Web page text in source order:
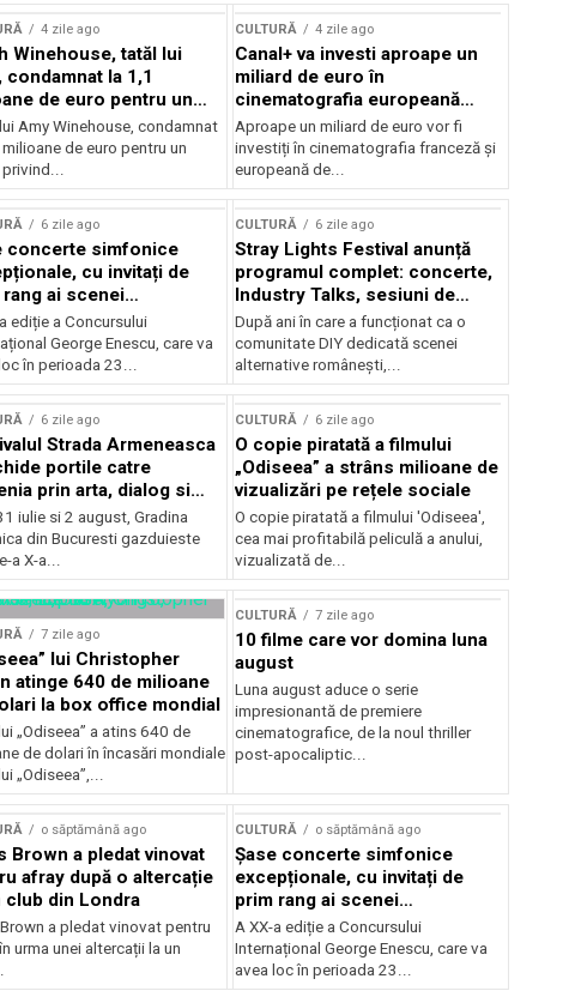
4 zile ago
Winehouse, tatăl lui
condamnat la 1,1
de euro pentru un
pierdut
Amy Winehouse, condamnat
milioane de euro pentru un
CULTURĂ 4 zile ago
Canal+ va investi aproape un
miliard de euro în
cinematografia europeană
până în 2032
Aproape un miliard de euro vor fi
investiți în cinematografia franceză și
europeană de...
6 zile ago
concerte simfonice
cu invitați de
rang ai scenei
și ansambluri
românești de
în programul
Enescu 2026
ediție a Concursului
George Enescu, care va
în perioada 23...
CULTURĂ 6 zile ago
Stray Lights Festival anunță
programul complet: concerte,
Industry Talks, sesiuni de
audiție și noi opțiuni de
participare pentru public
După ani în care a funcționat ca o
comunitate DIY dedicată scenei
alternative românești,...
6 zile ago
Strada Armeneasca
portile catre
prin arta, dialog si
intre 31 iulie si 2
la Gradina Botanica din
iulie si 2 august, Gradina
din Bucuresti gazduieste
a X-a...
CULTURĂ 6 zile ago
O copie piratată a filmului
„Odiseea” a strâns milioane de
vizualizări pe rețele sociale
O copie piratată a filmului 'Odiseea',
cea mai profitabilă peliculă a anului,
vizualizată de...
7 zile ago
lui Christopher
atinge 640 de milioane
la box office mondial
„Odiseea” a atins 640 de
de dolari în încasări mondiale
„Odiseea”,...
CULTURĂ 7 zile ago
10 filme care vor domina luna
august
Luna august aduce o serie
impresionantă de premiere
cinematografice, de la noul thriller
post-apocaliptic...
o săptămână ago
Brown a pledat vinovat
afray după o altercație
club din Londra
a pledat vinovat pentru
urma unei altercații la un
CULTURĂ o săptămână ago
Șase concerte simfonice
excepționale, cu invitați de
prim rang ai scenei
internaționale și ansambluri
orchestrale românești de
prestigiu, în programul
Concursului Enescu 2026
A XX-a ediție a Concursului
Internațional George Enescu, care va
avea loc în perioada 23...